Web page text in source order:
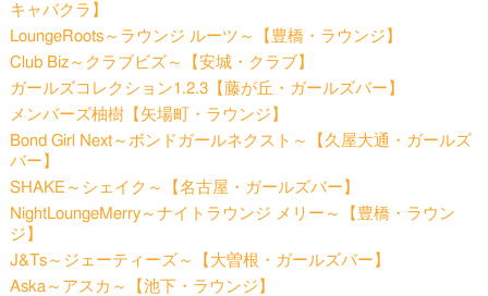
キャバクラ】
LoungeRoots～ラウンジ ルーツ～【豊橋・ラウンジ】
Club Biz～クラブビズ～【安城・クラブ】
ガールズコレクション1.2.3【藤が丘・ガールズバー】
メンバーズ柚樹【矢場町・ラウンジ】
Bond Girl Next～ボンドガールネクスト～【久屋大通・ガールズ
バー】
SHAKE～シェイク～【名古屋・ガールズバー】
NightLoungeMerry～ナイトラウンジ メリー～【豊橋・ラウン
ジ】
J&Ts～ジェーティーズ～【大曽根・ガールズバー】
Aska～アスカ～【池下・ラウンジ】